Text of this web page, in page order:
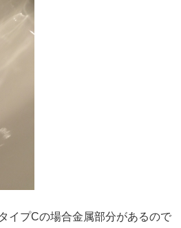
イプCの場合金属部分があるので